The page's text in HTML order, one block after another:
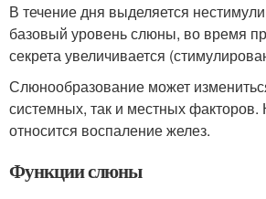
В течение дня выделяется
базовый уровень слюны, во время
секрета увеличивается
Слюнообразование может
системных, так и местных факторов.
относится воспаление желез.
Функции слюны